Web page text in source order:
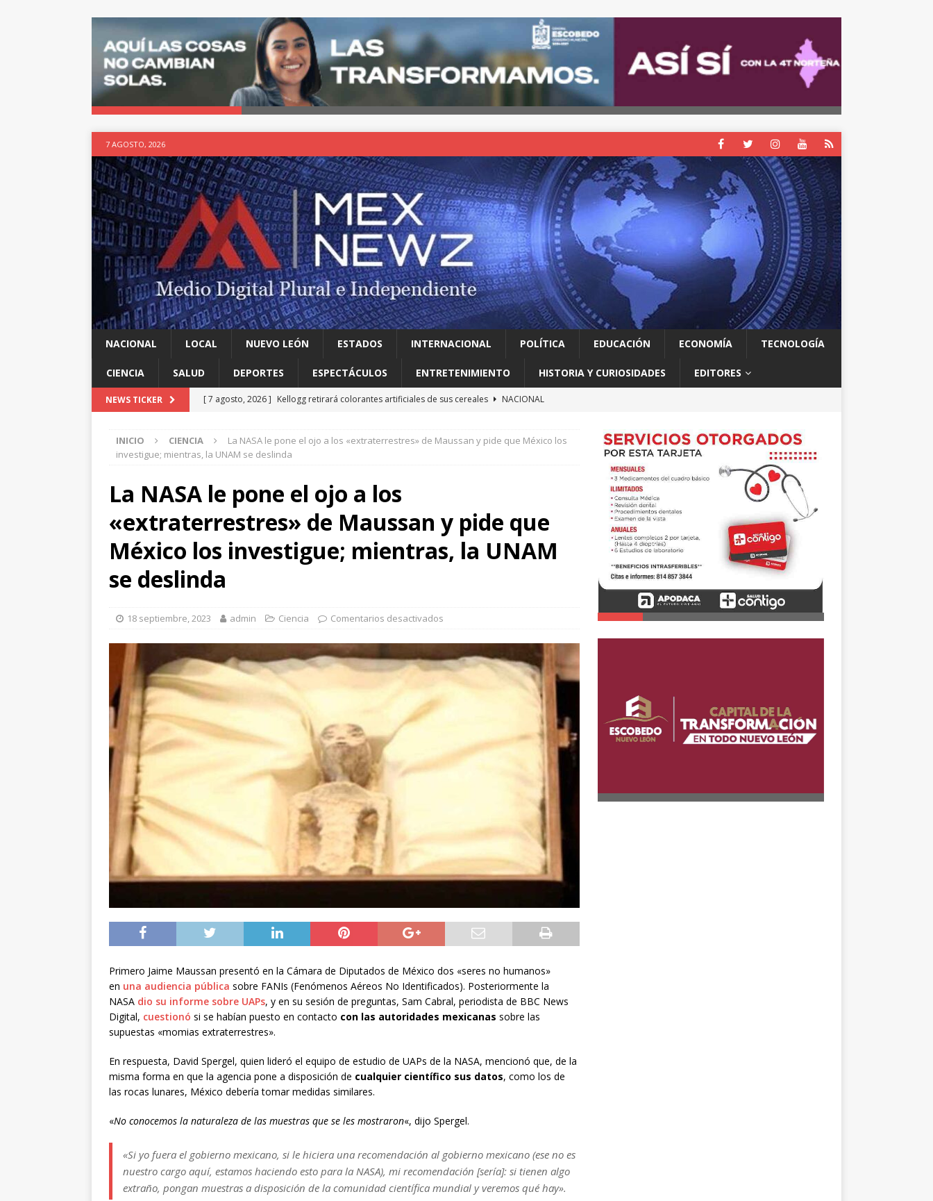
7 AGOSTO, 2026
NACIONAL LOCAL NUEVO LEÓN ESTADOS INTERNACIONAL POLÍTICA EDUCACIÓN ECONOMÍA TECNOLOGÍA
CIENCIA SALUD DEPORTES ESPECTÁCULOS ENTRETENIMIENTO HISTORIA Y CURIOSIDADES EDITORES
NEWS TICKER [ 7 agosto, 2026 ] Kellogg retirará colorantes artificiales de sus cereales
NACIONAL
[ 7 agosto, 2026 ] Multan a Meta con US$567 millones en el mayor fallo sobre seguridad
[ 7 agosto, 2026 ] NL enfrente déficit de más de un millón de árboles de acuerdo a
recomendación de la OMS
LOCAL
[ 7 agosto, 2026 ]
Trump vuelve a intentar limitar la ciudadanía por nacimiento
INICIO CIENCIA
La NASA le pone el ojo a los «extraterrestres» de Maussan y pide que México los
investigue; mientras, la UNAM se deslinda
La NASA le pone el ojo a los
«extraterrestres» de Maussan y pide que
México los investigue; mientras, la UNAM
se deslinda
18 septiembre, 2023 admin Ciencia Comentarios desactivados
Primero Jaime Maussan presentó en la Cámara de Diputados de México dos «seres no humanos»
en una audiencia pública sobre FANIs (Fenómenos Aéreos No Identificados). Posteriormente la
NASA dio su informe sobre UAPs, y en su sesión de preguntas, Sam Cabral, periodista de BBC News
Digital, cuestionó si se habían puesto en contacto con las autoridades mexicanas sobre las
supuestas «momias extraterrestres».
En respuesta, David Spergel, quien lideró el equipo de estudio de UAPs de la NASA, mencionó que, de la
misma forma en que la agencia pone a disposición de cualquier científico sus datos, como los de
las rocas lunares, México debería tomar medidas similares.
«No conocemos la naturaleza de las muestras que se les mostraron«, dijo Spergel.
«Si yo fuera el gobierno mexicano, si le hiciera una recomendación al gobierno mexicano (ese no es
nuestro cargo aquí, estamos haciendo esto para la NASA), mi recomendación [sería]: si tienen algo
extraño, pongan muestras a disposición de la comunidad científica mundial y veremos qué hay».